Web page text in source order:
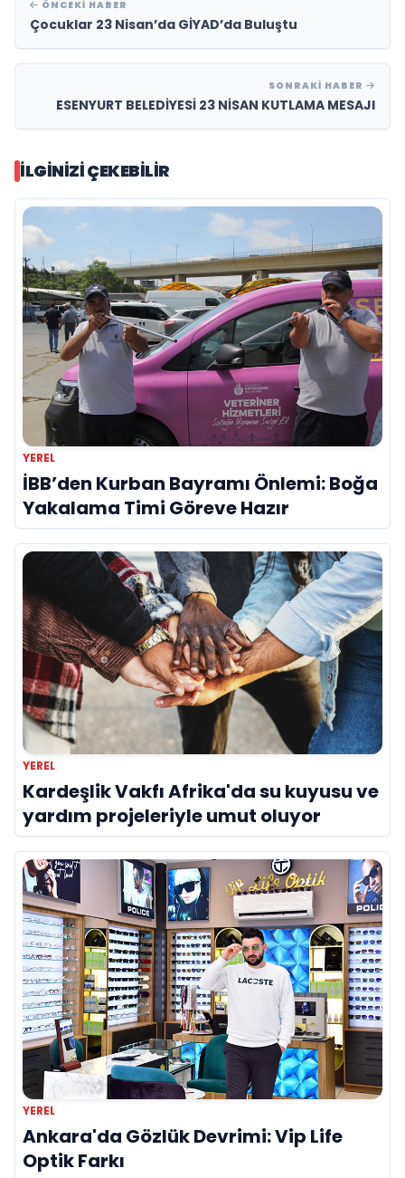
ÖNCEKI HABER
Çocuklar 23 Nisan’da GİYAD’da Buluştu
SONRAKI HABER
ESENYURT BELEDİYESİ 23 NİSAN KUTLAMA MESAJI
İLGINIZI ÇEKEBILIR
YEREL
İBB’den Kurban Bayramı Önlemi: Boğa
Yakalama Timi Göreve Hazır
YEREL
Kardeşlik Vakfı Afrika'da su kuyusu ve
yardım projeleriyle umut oluyor
YEREL
Ankara'da Gözlük Devrimi: Vip Life
Optik Farkı